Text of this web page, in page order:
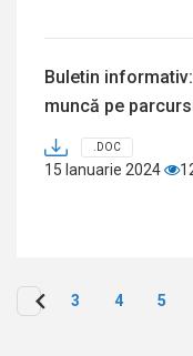
Buletin
muncă pe
.DOC
15 Ianuarie 2024
Paginare
3 4 5